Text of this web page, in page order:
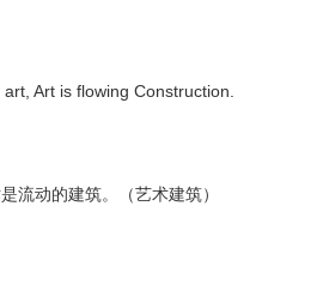
Art is flowing Construction.
流动的建筑。（艺术建筑）